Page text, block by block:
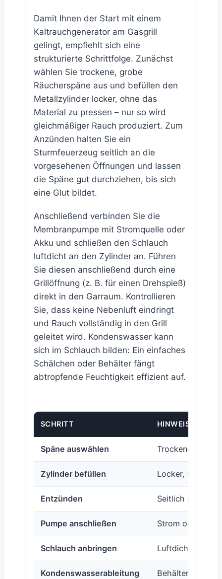
Damit Ihnen der Start mit einem
Kaltrauchgenerator am Gasgrill
gelingt, empfiehlt sich eine
strukturierte Schrittfolge. Zunächst
wählen Sie trockene, grobe
Räucherspäne aus und befüllen den
Metallzylinder locker, ohne das
Material zu pressen – nur so wird
gleichmäßiger Rauch produziert. Zum
Anzünden halten Sie ein
Sturmfeuerzeug seitlich an die
vorgesehenen Öffnungen und lassen
die Späne gut durchziehen, bis sich
eine Glut bildet.
Anschließend verbinden Sie die
Membranpumpe mit Stromquelle oder
Akku und schließen den Schlauch
luftdicht an den Zylinder an. Führen
Sie diesen anschließend durch eine
Grillöffnung (z. B. für einen Drehspieß)
direkt in den Garraum. Kontrollieren
Sie, dass keine Nebenluft eindringt
und Rauch vollständig in den Grill
geleitet wird. Kondenswasser kann
sich im Schlauch bilden: Ein einfaches
Schälchen oder Behälter fängt
abtropfende Feuchtigkeit effizient auf.
SCHRITT HINWEIS
Späne auswählen Trockene, grobe
Zylinder befüllen Locker,
Entzünden Seitlich mit
Pumpe anschließen Strom oder
Schlauch anbringen Luftdicht in
Kondenswasserableitung Behälter unter